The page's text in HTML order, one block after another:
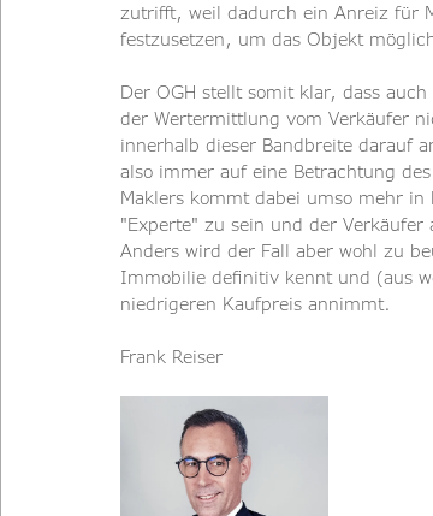
zutrifft, weil dadurch ein Anreiz für
festzusetzen, um das Objekt
Der OGH stellt somit klar, dass
der Wertermittlung vom Verkäufer
innerhalb dieser Bandbreite darauf
also immer auf eine Betrachtung
Maklers kommt dabei umso mehr
"Experte" zu sein und der
Anders wird der Fall aber wohl zu
Immobilie definitiv kennt und (aus
niedrigeren Kaufpreis annimmt.
Frank Reiser